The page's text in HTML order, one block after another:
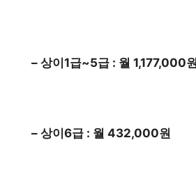
– 상이1급~5급 : 월 1,177,000원
– 상이6급 : 월 432,000원